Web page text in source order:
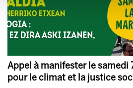
Appel à manifester le samedi
pour le climat et la justice